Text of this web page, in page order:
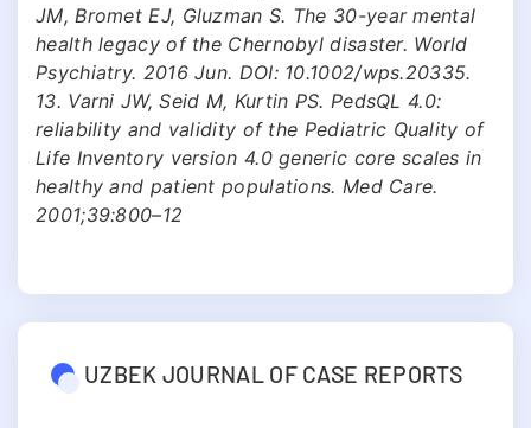
JM, Bromet EJ, Gluzman S. The 30-year mental
health legacy of the Chernobyl disaster. World
Psychiatry. 2016 Jun. DOI: 10.1002/wps.20335.
13. Varni JW, Seid M, Kurtin PS. PedsQL 4.0:
reliability and validity of the Pediatric Quality of
Life Inventory version 4.0 generic core scales in
healthy and patient populations. Med Care.
2001;39:800–12
UZBEK JOURNAL OF CASE REPORTS